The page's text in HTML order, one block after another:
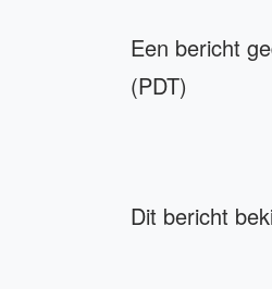
Een bericht
(PDT)
Dit bericht